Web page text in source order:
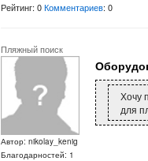
Рейтинг: 0Комментариев: 0
Пляжный поиск
Автор: nikolay_kenig
Благодарностей: 1
Хочу
для